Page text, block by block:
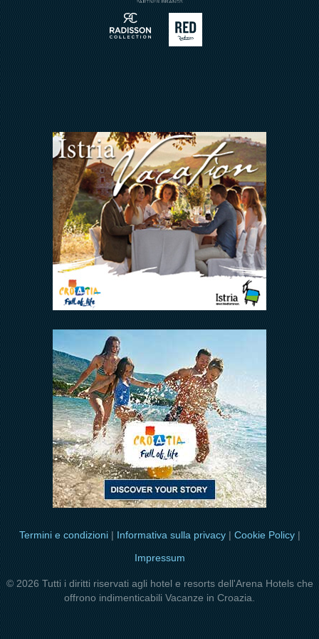
Arena Rewards
Insieme Ce La Faremo
Termini e condizioni| Informativa sulla privacy| Cookie Policy|
Impressum
© 2026 Tutti i diritti riservati agli hotel e resorts dell'Arena Hotels che
offrono indimenticabili Vacanze in Croazia.